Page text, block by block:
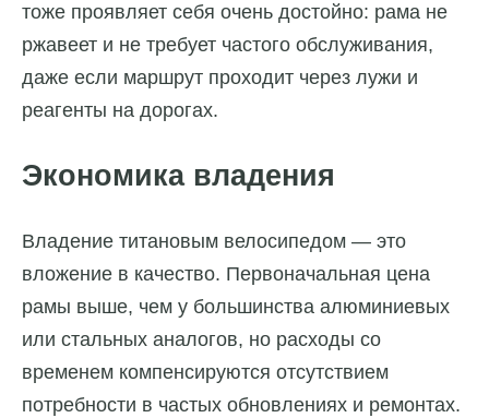
тоже проявляет себя очень достойно: рама не
ржавеет и не требует частого обслуживания,
даже если маршрут проходит через лужи и
реагенты на дорогах.
Экономика владения
Владение титановым велосипедом — это
вложение в качество. Первоначальная цена
рамы выше, чем у большинства алюминиевых
или стальных аналогов, но расходы со
временем компенсируются отсутствием
потребности в частых обновлениях и ремонтах.